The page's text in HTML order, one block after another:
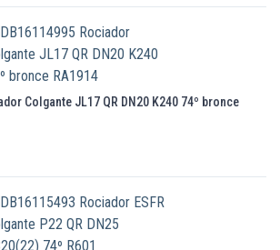
Colgante JL17 QR DN20 K240 74º bronce